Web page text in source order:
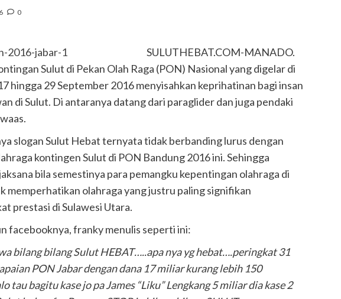
0
SULUTHEBAT.COM-MANADO.
Sulut di Pekan Olah Raga (PON) Nasional yang digelar di
hingga 29 September 2016 menyisahkan keprihatinan bagi insan
di Sulut. Di antaranya datang dari paraglider dan juga pendaki
slogan Sulut Hebat ternyata tidak berbanding lurus dengan
kontingen Sulut di PON Bandung 2016 ini. Sehingga
bila semestinya para pemangku kepentingan olahraga di
memperhatikan olahraga yang justru paling signifikan
prestasi di Sulawesi Utara.
facebooknya, franky menulis seperti ini:
bilang bilang Sulut HEBAT…..apa nya yg hebat….peringkat 31
PON Jabar dengan dana 17 miliar kurang lebih 150
tau bagitu kase jo pa James “Liku” Lengkang 5 miliar dia kase 2